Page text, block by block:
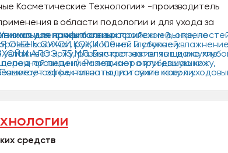
Косметические Технологии» -производитель
в области подологии и для ухода за
средств